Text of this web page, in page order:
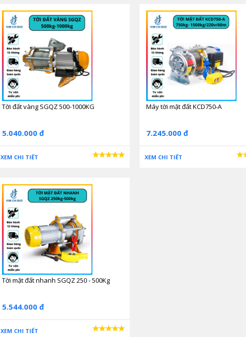
Tời đất vàng SGQZ 500-1000KG
5.040.000 đ
XEM CHI TIẾT
Máy tời mặt đất KCD750-A
7.245.000 đ
XEM CHI TIẾT
Tời mặt đất nhanh SGQZ 250 - 500Kg
5.544.000 đ
XEM CHI TIẾT